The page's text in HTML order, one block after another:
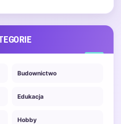
firmy…
Budownictwo
Edukacja
Hobby